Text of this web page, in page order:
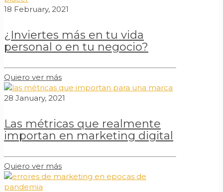
18 February, 2021
¿Inviertes más en tu vida
personal o en tu negocio?
Quiero ver más
28 January, 2021
Las métricas que realmente
importan en marketing digital
Quiero ver más